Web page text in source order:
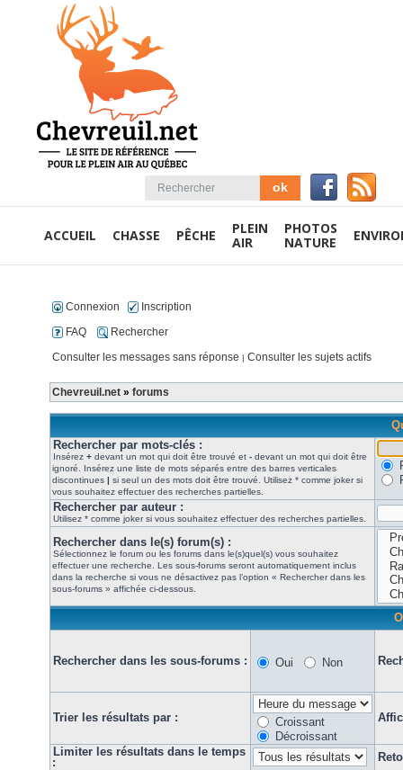
ACCUEIL CHASSE PÊCHE
PLEIN
AIR
PHOTOS
NATURE
Connexion
Inscription
FAQ
Rechercher
Consulter les messages sans réponse | Consulter les sujets actifs
Chevreuil.net » forums
Rechercher par mots-clés :
Insérez + devant un mot qui doit être trouvé et - devant un mot qui doit être
ignoré. Insérez une liste de mots séparés entre des barres verticales
discontinues | si seul un des mots doit être trouvé. Utilisez * comme joker si
vous souhaitez effectuer des recherches partielles.
Rechercher par auteur :
Utilisez * comme joker si vous souhaitez effectuer des recherches partielles.
Rechercher dans le(s) forum(s) :
Sélectionnez le forum ou les forums dans le(s)quel(s) vous souhaitez
effectuer une recherche. Les sous-forums seront automatiquement inclus
dans la recherche si vous ne désactivez pas l’option « Rechercher dans les
sous-forums » affichée ci-dessous.
Rechercher dans les sous-forums : Oui Non
Trier les résultats par :
Croissant
Décroissant
Limiter les résultats dans le temps
: